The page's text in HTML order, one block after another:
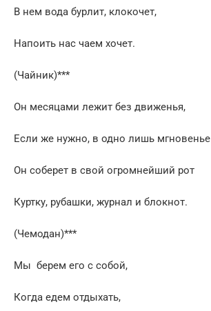
В нем вода бурлит, клокочет,
Напоить нас чаем хочет.
(Чайник)***
Он месяцами лежит без движенья,
Если же нужно, в одно лишь мгновенье
Он соберет в свой огромнейший рот
Куртку, рубашки, журнал и блокнот.
(Чемодан)***
Мы берем его с собой,
Когда едем отдыхать,